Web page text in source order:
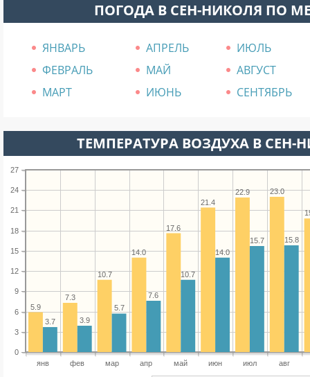
ПОГОДА В СЕН-НИКОЛЯ ПО
ЯНВАРЬ АПРЕЛЬ
ИЮЛЬ
ФЕВРАЛЬ
МАЙ
АВГУСТ
МАРТ
ИЮНЬ СЕНТЯБРЬ
ТЕМПЕРАТУРА ВОЗДУХА В СЕН-
янв фев мар апр май июн июл авг
0
3
6
9
12
15
18
21
24
27
23.0
22.9
21.4
17.6
14.0
10.7
7.3
5.9
15.8
15.7
14.0
10.7
7.6
5.7
3.9
3.7